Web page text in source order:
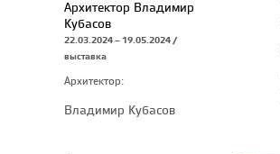
Архитектор Владимир
Кубасов
22.03.2024 – 19.05.2024 /
выставка
Архитектор:
Владимир Кубасов